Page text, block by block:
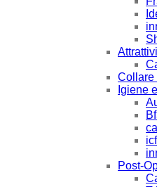
Collare
Igiene
icf
Post-